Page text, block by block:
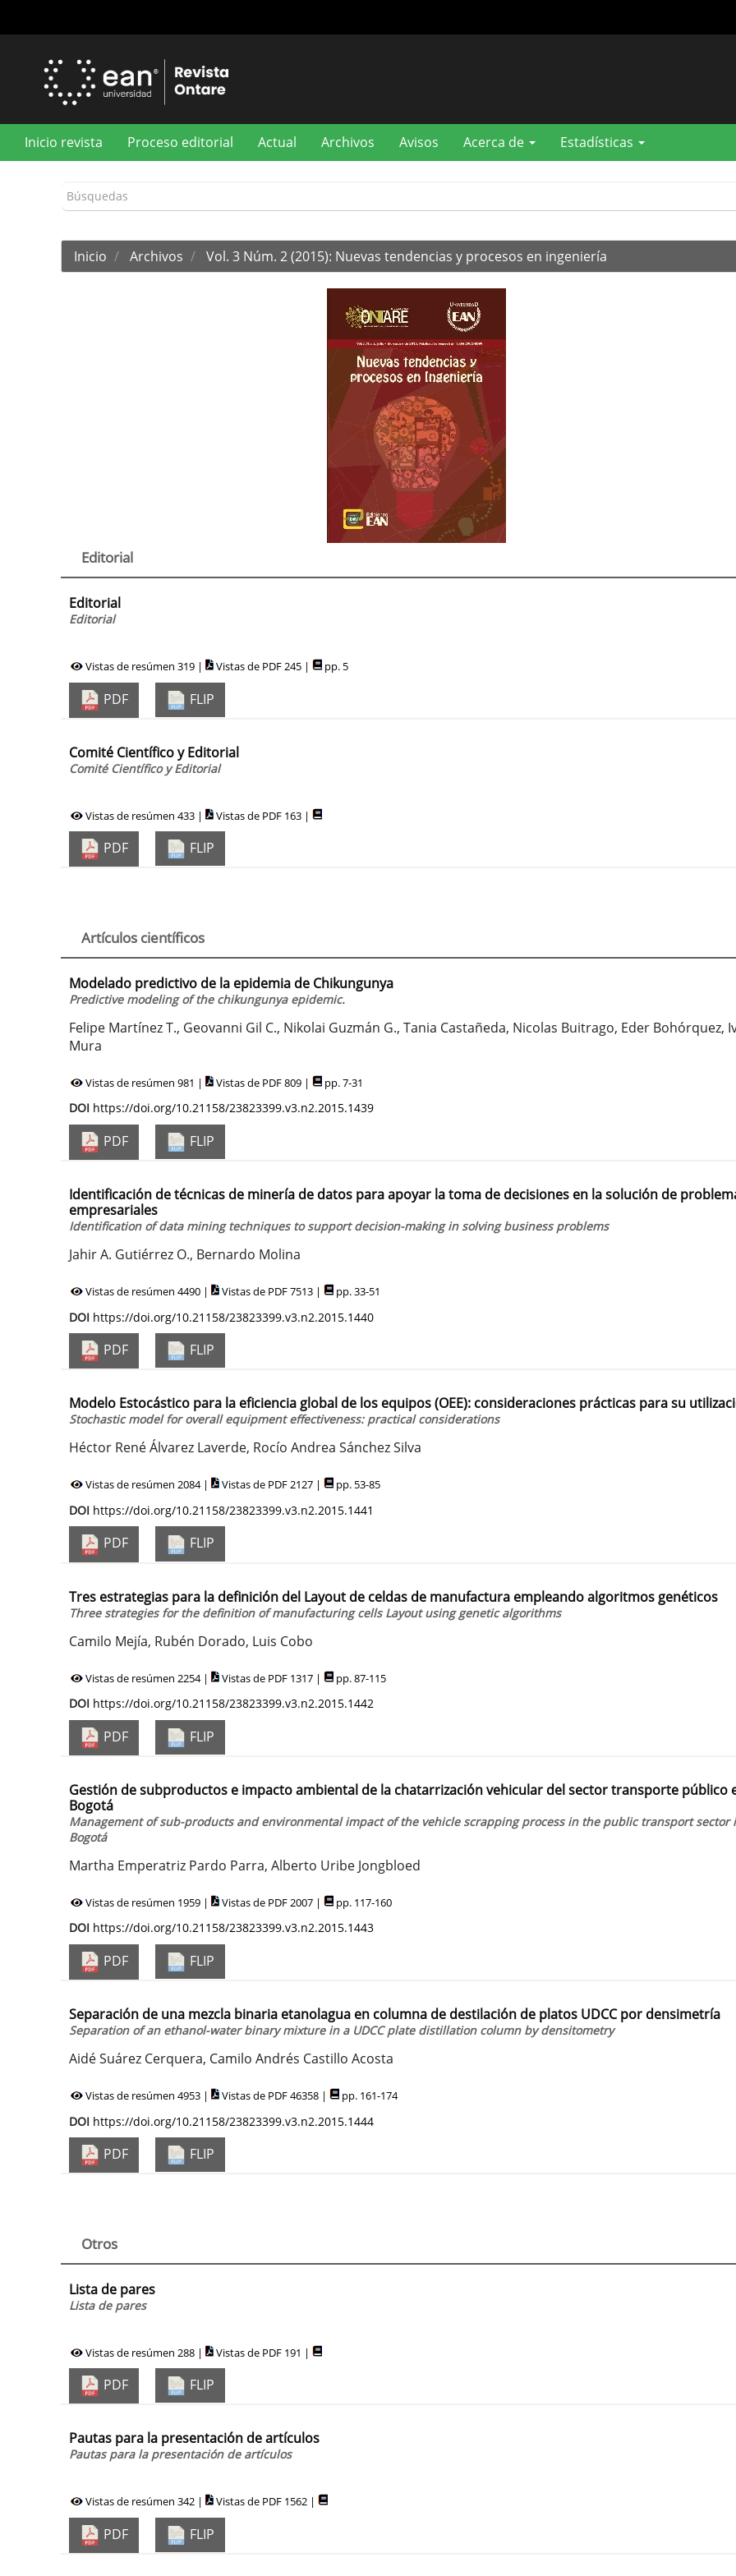
principal
Inicio revista Proceso editorial Actual Archivos Avisos Acerca de Estadísticas
Inicio Archivos Vol. 3 Núm. 2 (2015): Nuevas tendencias y procesos en ingeniería
Editorial
Editorial
Editorial
Vistas de resúmen 319 | Vistas de PDF 245 | pp. 5
PDF FLIP
Comité Científico y Editorial
Comité Científico y Editorial
Vistas de resúmen 433 | Vistas de PDF 163 |
PDF FLIP
Artículos científicos
Modelado predictivo de la epidemia de Chikungunya
Predictive modeling of the chikungunya epidemic.
Felipe Martínez T., Geovanni Gil C., Nikolai Guzmán G., Tania Castañeda, Nicolas Buitrago, Eder Bohórquez,
Mura
Vistas de resúmen 981 | Vistas de PDF 809 | pp. 7-31
DOI https://doi.org/10.21158/23823399.v3.n2.2015.1439
PDF FLIP
Identificación de técnicas de minería de datos para apoyar la toma de decisiones en la solución de
empresariales
Identification of data mining techniques to support decision-making in solving business problems
Jahir A. Gutiérrez O., Bernardo Molina
Vistas de resúmen 4490 | Vistas de PDF 7513 | pp. 33-51
DOI https://doi.org/10.21158/23823399.v3.n2.2015.1440
PDF FLIP
Modelo Estocástico para la eficiencia global de los equipos (OEE): consideraciones prácticas para su
Stochastic model for overall equipment effectiveness: practical considerations
Héctor René Álvarez Laverde, Rocío Andrea Sánchez Silva
Vistas de resúmen 2084 | Vistas de PDF 2127 | pp. 53-85
DOI https://doi.org/10.21158/23823399.v3.n2.2015.1441
PDF FLIP
Tres estrategias para la definición del Layout de celdas de manufactura empleando algoritmos genéticos
Three strategies for the definition of manufacturing cells Layout using genetic algorithms
Camilo Mejía, Rubén Dorado, Luis Cobo
Vistas de resúmen 2254 | Vistas de PDF 1317 | pp. 87-115
DOI https://doi.org/10.21158/23823399.v3.n2.2015.1442
PDF FLIP
Gestión de subproductos e impacto ambiental de la chatarrización vehicular del sector transporte público
Bogotá
Management of sub-products and environmental impact of the vehicle scrapping process in the public transport sector
Bogotá
Martha Emperatriz Pardo Parra, Alberto Uribe Jongbloed
Vistas de resúmen 1959 | Vistas de PDF 2007 | pp. 117-160
DOI https://doi.org/10.21158/23823399.v3.n2.2015.1443
PDF FLIP
Separación de una mezcla binaria etanolagua en columna de destilación de platos UDCC por densimetría
Separation of an ethanol-water binary mixture in a UDCC plate distillation column by densitometry
Aidé Suárez Cerquera, Camilo Andrés Castillo Acosta
Vistas de resúmen 4953 | Vistas de PDF 46358 | pp. 161-174
DOI https://doi.org/10.21158/23823399.v3.n2.2015.1444
PDF FLIP
Otros
Lista de pares
Lista de pares
Vistas de resúmen 288 | Vistas de PDF 191 |
PDF FLIP
Pautas para la presentación de artículos
Pautas para la presentación de artículos
Vistas de resúmen 342 | Vistas de PDF 1562 |
PDF FLIP